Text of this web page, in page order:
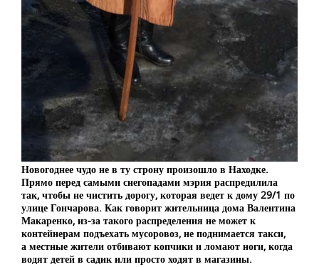
Новогоднее чудо не в ту строну произошло в Находке.
Прямо перед самыми снегопадами мэрия распредилила
так, чтобы не чистить дорогу, которая ведет к дому 29/1 по
улице Гончарова. Как говорит жительница дома Валентина
Макаренко, из-за такого распределения не может к
контейнерам подъехать мусоровоз, не поднимается такси,
а местные жители отбивают копчики и ломают ноги, когда
водят детей в садик или просто ходят в магазины.